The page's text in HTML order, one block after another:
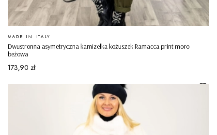
Dwustronna asymetryczna kamizelka kożuszek Ramacca print moro
beżowa
PRODUCENT
MADE IN ITALY
Cena
173,90 zł